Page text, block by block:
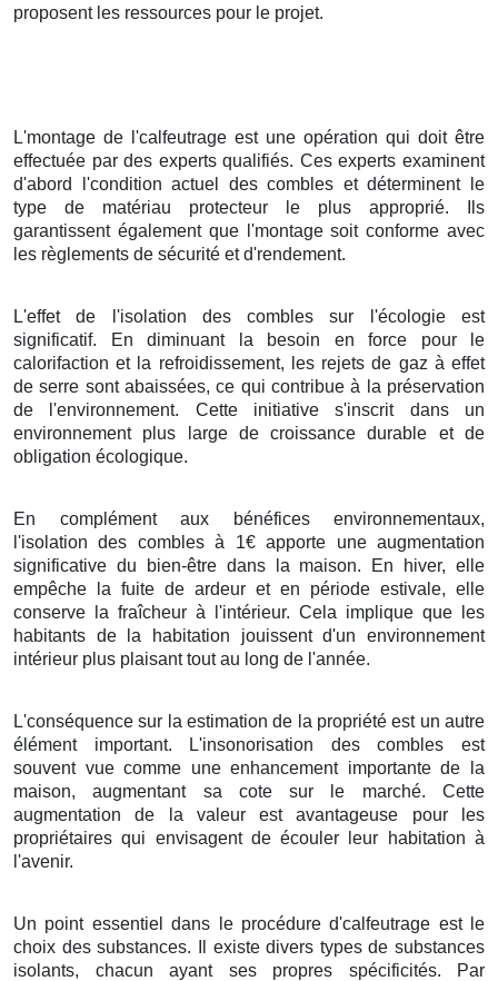
proposent les ressources pour le projet.
L'montage de l'calfeutrage est une opération qui doit être
effectuée par des experts qualifiés. Ces experts examinent
d'abord l'condition actuel des combles et déterminent le
type de matériau protecteur le plus approprié. Ils
garantissent également que l'montage soit conforme avec
les règlements de sécurité et d'rendement.
L'effet de l'isolation des combles sur l'écologie est
significatif. En diminuant la besoin en force pour le
calorifaction et la refroidissement, les rejets de gaz à effet
de serre sont abaissées, ce qui contribue à la préservation
de l'environnement. Cette initiative s'inscrit dans un
environnement plus large de croissance durable et de
obligation écologique.
En complément aux bénéfices environnementaux,
l'isolation des combles à 1€ apporte une augmentation
significative du bien-être dans la maison. En hiver, elle
empêche la fuite de ardeur et en période estivale, elle
conserve la fraîcheur à l'intérieur. Cela implique que les
habitants de la habitation jouissent d'un environnement
intérieur plus plaisant tout au long de l'année.
L'conséquence sur la estimation de la propriété est un autre
élément important. L'insonorisation des combles est
souvent vue comme une enhancement importante de la
maison, augmentant sa cote sur le marché. Cette
augmentation de la valeur est avantageuse pour les
propriétaires qui envisagent de écouler leur habitation à
l'avenir.
Un point essentiel dans le procédure d'calfeutrage est le
choix des substances. Il existe divers types de substances
isolants, chacun ayant ses propres spécificités. Par